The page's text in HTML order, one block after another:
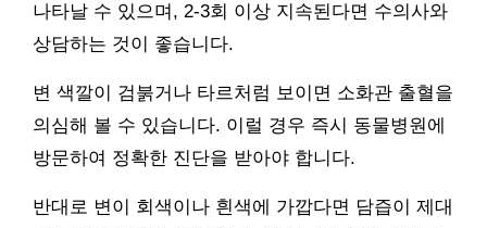
나타날 수 있으며, 2-3회 이상 지속된다면 수의사와
상담하는 것이 좋습니다.
변 색깔이 검붉거나 타르처럼 보이면 소화관 출혈을
의심해 볼 수 있습니다. 이럴 경우 즉시 동물병원에
방문하여 정확한 진단을 받아야 합니다.
반대로 변이 회색이나 흰색에 가깝다면 담즙이 제대